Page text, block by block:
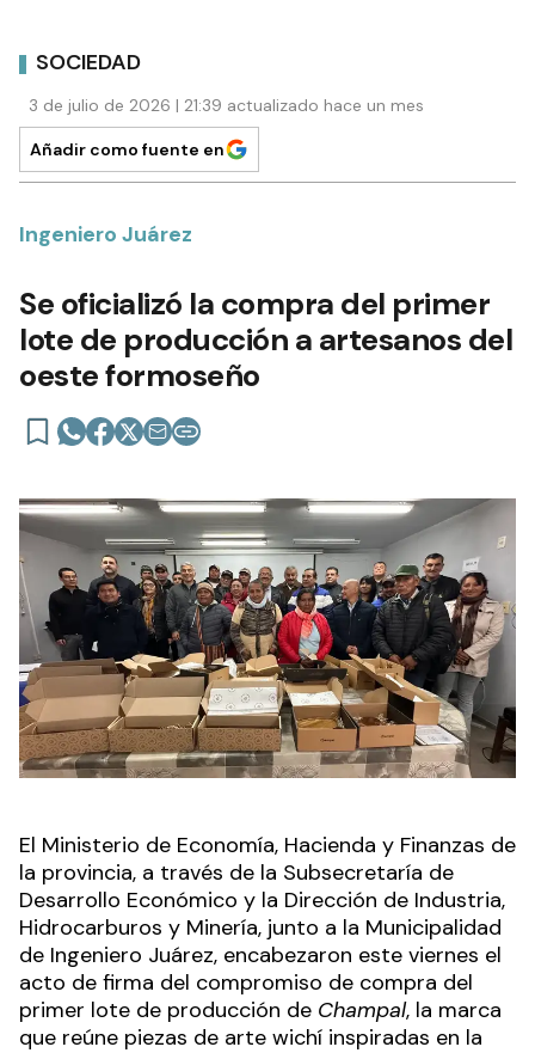
SOCIEDAD
3 de julio de 2026 | 21:39 actualizado hace un mes
Añadir como fuente en
Ingeniero Juárez
Se oficializó la compra del primer
lote de producción a artesanos del
oeste formoseño
El Ministerio de Economía, Hacienda y Finanzas de
la provincia, a través de la Subsecretaría de
Desarrollo Económico y la Dirección de Industria,
Hidrocarburos y Minería, junto a la Municipalidad
de Ingeniero Juárez, encabezaron este viernes el
acto de firma del compromiso de compra del
primer lote de producción de Champal, la marca
que reúne piezas de arte wichí inspiradas en la